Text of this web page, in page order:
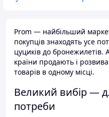
Prom — найбільший
покупців знаходять усе
цуциків до бронежилетів.
країни продають і
товарів в одному місці.
Великий вибір —
потреби